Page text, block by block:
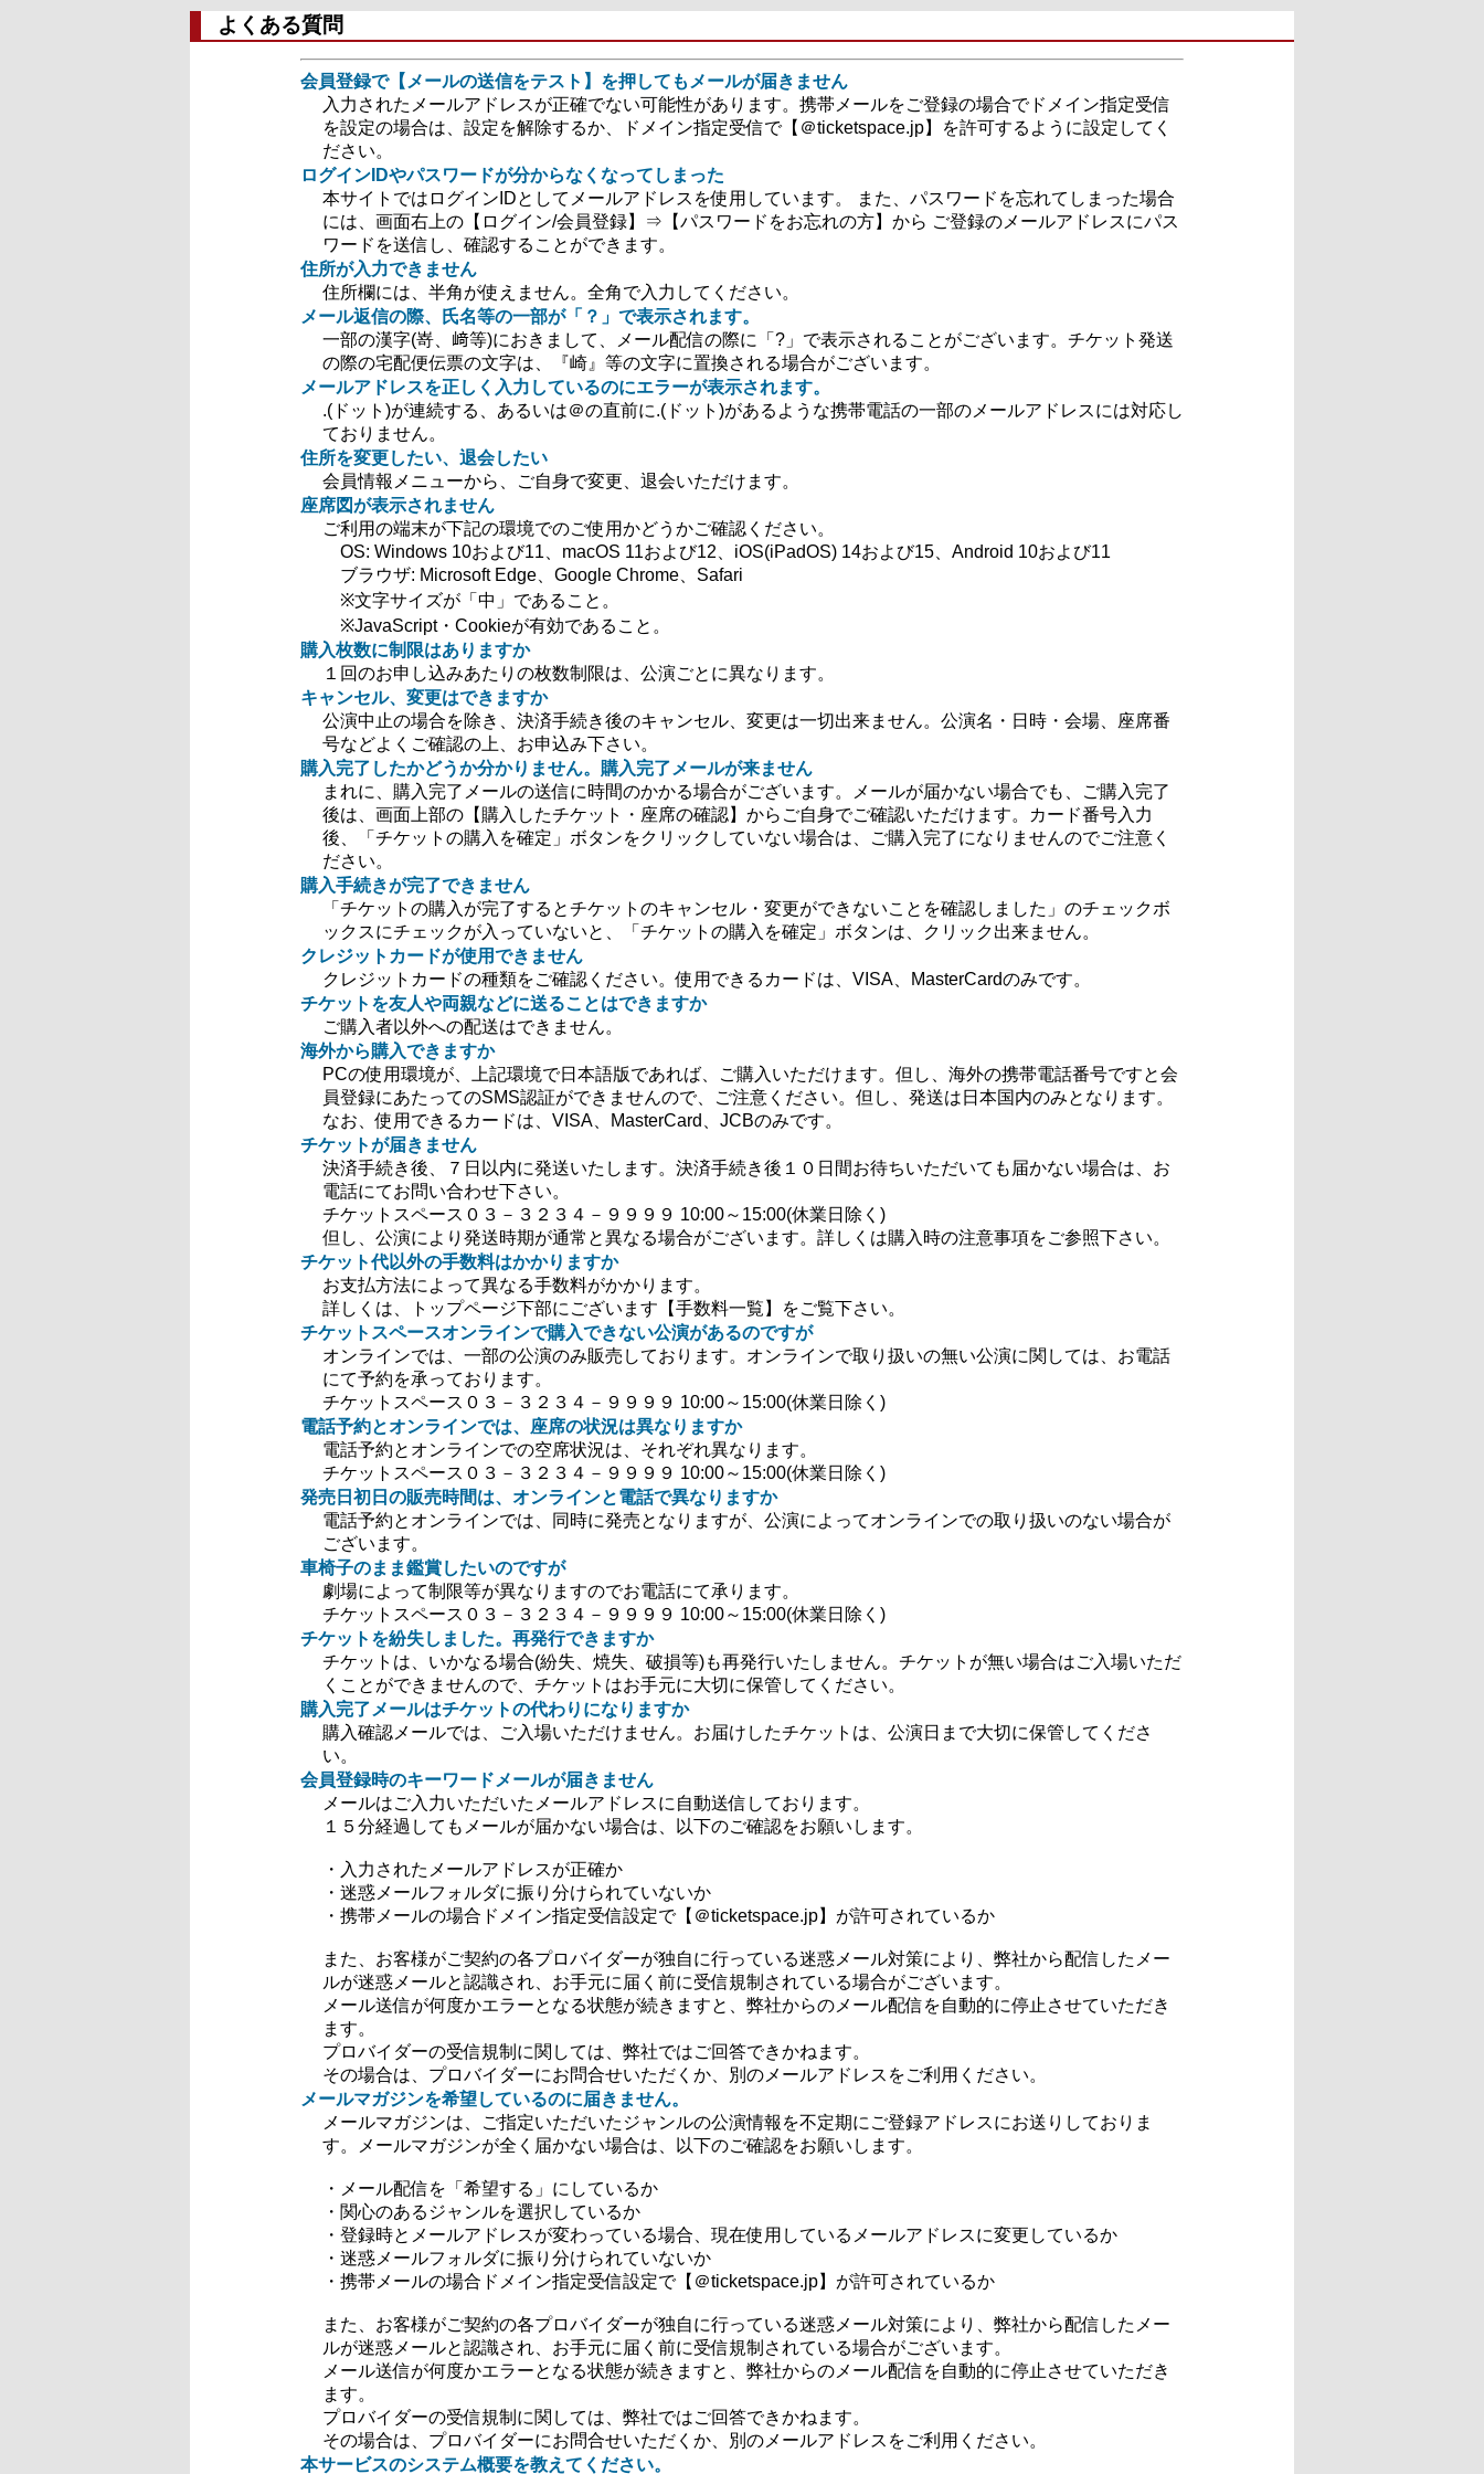
よくある質問
会員登録で【メールの送信をテスト】を押してもメールが届きません
入力されたメールアドレスが正確でない可能性があります。携帯メールをご登録の場合でドメイン指定受信
を設定の場合は、設定を解除するか、ドメイン指定受信で【＠ticketspace.jp】を許可するように設定してく
ださい。
ログインIDやパスワードが分からなくなってしまった
本サイトではログインIDとしてメールアドレスを使用しています。 また、パスワードを忘れてしまった場合
には、画面右上の【ログイン/会員登録】⇒【パスワードをお忘れの方】から ご登録のメールアドレスにパス
ワードを送信し、確認することができます。
住所が入力できません
住所欄には、半角が使えません。全角で入力してください。
メール返信の際、氏名等の一部が「？」で表示されます。
一部の漢字(嵜、﨑等)におきまして、メール配信の際に「?」で表示されることがございます。チケット発送
の際の宅配便伝票の文字は、『崎』等の文字に置換される場合がございます。
メールアドレスを正しく入力しているのにエラーが表示されます。
.(ドット)が連続する、あるいは＠の直前に.(ドット)があるような携帯電話の一部のメールアドレスには対応し
ておりません。
住所を変更したい、退会したい
会員情報メニューから、ご自身で変更、退会いただけます。
座席図が表示されません
ご利用の端末が下記の環境でのご使用かどうかご確認ください。
OS: Windows 10および11、macOS 11および12、iOS(iPadOS) 14および15、Android 10および11
ブラウザ: Microsoft Edge、Google Chrome、Safari
※文字サイズが「中」であること。
※JavaScript・Cookieが有効であること。
購入枚数に制限はありますか
１回のお申し込みあたりの枚数制限は、公演ごとに異なります。
キャンセル、変更はできますか
公演中止の場合を除き、決済手続き後のキャンセル、変更は一切出来ません。公演名・日時・会場、座席番
号などよくご確認の上、お申込み下さい。
購入完了したかどうか分かりません。購入完了メールが来ません
まれに、購入完了メールの送信に時間のかかる場合がございます。メールが届かない場合でも、ご購入完了
後は、画面上部の【購入したチケット・座席の確認】からご自身でご確認いただけます。カード番号入力
後、「チケットの購入を確定」ボタンをクリックしていない場合は、ご購入完了になりませんのでご注意く
ださい。
購入手続きが完了できません
「チケットの購入が完了するとチケットのキャンセル・変更ができないことを確認しました」のチェックボ
ックスにチェックが入っていないと、「チケットの購入を確定」ボタンは、クリック出来ません。
クレジットカードが使用できません
クレジットカードの種類をご確認ください。使用できるカードは、VISA、MasterCardのみです。
チケットを友人や両親などに送ることはできますか
ご購入者以外への配送はできません。
海外から購入できますか
PCの使用環境が、上記環境で日本語版であれば、ご購入いただけます。但し、海外の携帯電話番号ですと会
員登録にあたってのSMS認証ができませんので、ご注意ください。但し、発送は日本国内のみとなります。
なお、使用できるカードは、VISA、MasterCard、JCBのみです。
チケットが届きません
決済手続き後、７日以内に発送いたします。決済手続き後１０日間お待ちいただいても届かない場合は、お
電話にてお問い合わせ下さい。
チケットスペース０３－３２３４－９９９９ 10:00～15:00(休業日除く)
但し、公演により発送時期が通常と異なる場合がございます。詳しくは購入時の注意事項をご参照下さい。
チケット代以外の手数料はかかりますか
お支払方法によって異なる手数料がかかります。
詳しくは、トップページ下部にございます【手数料一覧】をご覧下さい。
チケットスペースオンラインで購入できない公演があるのですが
オンラインでは、一部の公演のみ販売しております。オンラインで取り扱いの無い公演に関しては、お電話
にて予約を承っております。
チケットスペース０３－３２３４－９９９９ 10:00～15:00(休業日除く)
電話予約とオンラインでは、座席の状況は異なりますか
電話予約とオンラインでの空席状況は、それぞれ異なります。
チケットスペース０３－３２３４－９９９９ 10:00～15:00(休業日除く)
発売日初日の販売時間は、オンラインと電話で異なりますか
電話予約とオンラインでは、同時に発売となりますが、公演によってオンラインでの取り扱いのない場合が
ございます。
車椅子のまま鑑賞したいのですが
劇場によって制限等が異なりますのでお電話にて承ります。
チケットスペース０３－３２３４－９９９９ 10:00～15:00(休業日除く)
チケットを紛失しました。再発行できますか
チケットは、いかなる場合(紛失、焼失、破損等)も再発行いたしません。チケットが無い場合はご入場いただ
くことができませんので、チケットはお手元に大切に保管してください。
購入完了メールはチケットの代わりになりますか
購入確認メールでは、ご入場いただけません。お届けしたチケットは、公演日まで大切に保管してくださ
い。
会員登録時のキーワードメールが届きません
メールはご入力いただいたメールアドレスに自動送信しております。
１５分経過してもメールが届かない場合は、以下のご確認をお願いします。
・入力されたメールアドレスが正確か
・迷惑メールフォルダに振り分けられていないか
・携帯メールの場合ドメイン指定受信設定で【＠ticketspace.jp】が許可されているか
また、お客様がご契約の各プロバイダーが独自に行っている迷惑メール対策により、弊社から配信したメー
ルが迷惑メールと認識され、お手元に届く前に受信規制されている場合がございます。
メール送信が何度かエラーとなる状態が続きますと、弊社からのメール配信を自動的に停止させていただき
ます。
プロバイダーの受信規制に関しては、弊社ではご回答できかねます。
その場合は、プロバイダーにお問合せいただくか、別のメールアドレスをご利用ください。
メールマガジンを希望しているのに届きません。
メールマガジンは、ご指定いただいたジャンルの公演情報を不定期にご登録アドレスにお送りしておりま
す。メールマガジンが全く届かない場合は、以下のご確認をお願いします。
・メール配信を「希望する」にしているか
・関心のあるジャンルを選択しているか
・登録時とメールアドレスが変わっている場合、現在使用しているメールアドレスに変更しているか
・迷惑メールフォルダに振り分けられていないか
・携帯メールの場合ドメイン指定受信設定で【＠ticketspace.jp】が許可されているか
また、お客様がご契約の各プロバイダーが独自に行っている迷惑メール対策により、弊社から配信したメー
ルが迷惑メールと認識され、お手元に届く前に受信規制されている場合がございます。
メール送信が何度かエラーとなる状態が続きますと、弊社からのメール配信を自動的に停止させていただき
ます。
プロバイダーの受信規制に関しては、弊社ではご回答できかねます。
その場合は、プロバイダーにお問合せいただくか、別のメールアドレスをご利用ください。
本サービスのシステム概要を教えてください。